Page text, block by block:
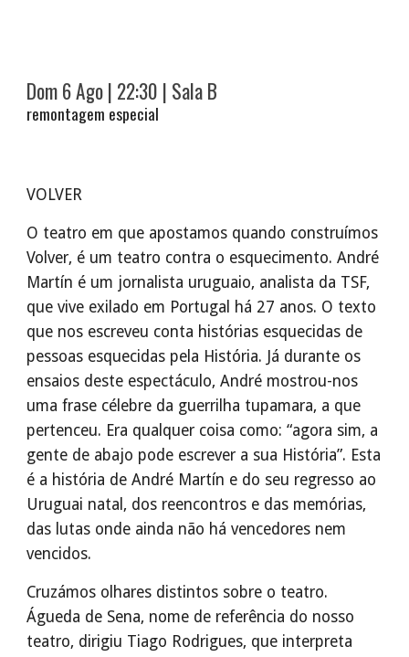
Dom 6 Ago| 22:30 | Sala B
remontagem especial
VOLVER
O teatro em que apostamos quando construímos
Volver, é um teatro contra o esquecimento. André
Martín é um jornalista uruguaio, analista da TSF,
que vive exilado em Portugal há 27 anos. O texto
que nos escreveu conta histórias esquecidas de
pessoas esquecidas pela História. Já durante os
ensaios deste espectáculo, André mostrou-nos
uma frase célebre da guerrilha tupamara, a que
pertenceu. Era qualquer coisa como: “agora sim, a
gente de abajo pode escrever a sua História”. Esta
é a história de André Martín e do seu regresso ao
Uruguai natal, dos reencontros e das memórias,
das lutas onde ainda não há vencedores nem
vencidos.
Cruzámos olhares distintos sobre o teatro.
Águeda de Sena, nome de referência do nosso
teatro, dirigiu Tiago Rodrigues, que interpreta